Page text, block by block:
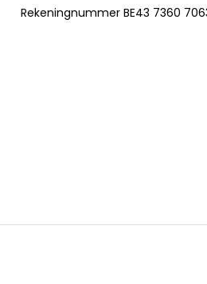
Rekeningnummer BE43 7360